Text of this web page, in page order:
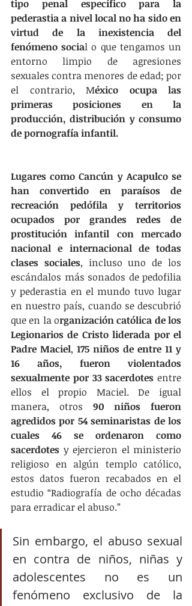
tipo penal específico para la
pederastia a nivel local no ha sido en
virtud de la inexistencia del
fenómeno social o que tengamos un
entorno limpio de agresiones
sexuales contra menores de edad; por
el contrario, México ocupa las
primeras posiciones en la
producción, distribución y consumo
de pornografía infantil.
Lugares como Cancún y Acapulco se
han convertido en paraísos de
recreación pedófila y territorios
ocupados por grandes redes de
prostitución infantil con mercado
nacional e internacional de todas
clases sociales, incluso uno de los
escándalos más sonados de pedofilia
y pederastia en el mundo tuvo lugar
en nuestro país, cuando se descubrió
que en la organización católica de los
Legionarios de Cristo liderada por el
Padre Maciel, 175 niños de entre 11 y
16 años, fueron violentados
sexualmente por 33 sacerdotes entre
ellos el propio Maciel. De igual
manera, otros 90 niños fueron
agredidos por 54 seminaristas de los
cuales 46 se ordenaron como
sacerdotes y ejercieron el ministerio
religioso en algún templo católico,
estos datos fueron recabados en el
estudio “Radiografía de ocho décadas
para erradicar el abuso.”
Sin embargo, el abuso sexual
en contra de niños, niñas y
adolescentes no es un
fenómeno exclusivo de la